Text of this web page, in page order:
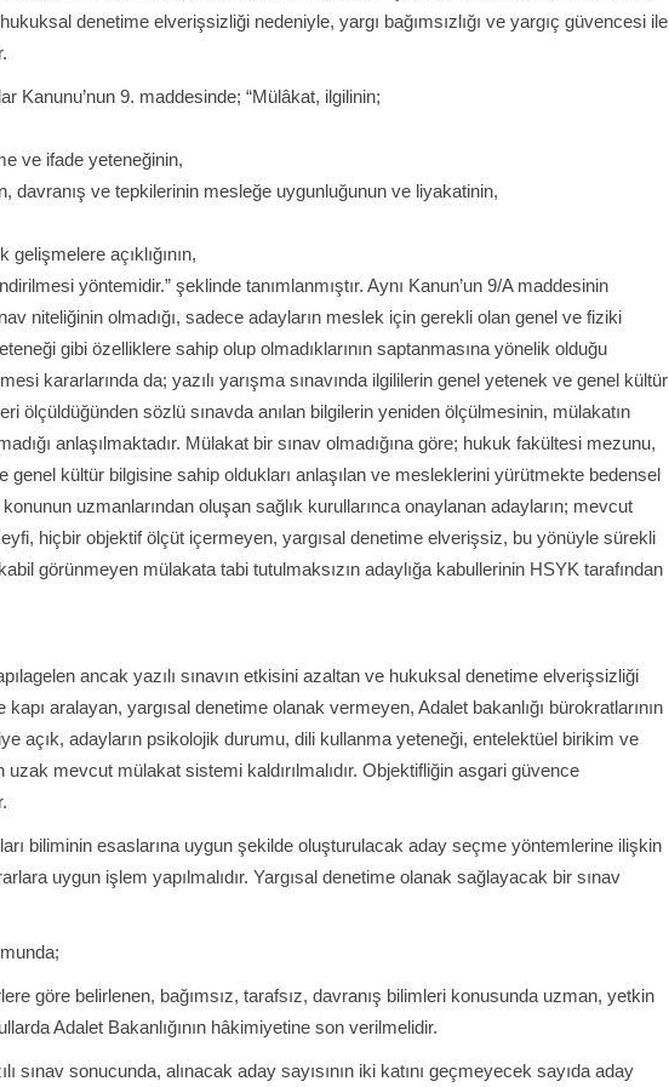
denetime elverişsizliği nedeniyle, yargı bağımsızlığı ve yargıç güvencesi ile
Kanunu’nun 9. maddesinde; “Mülâkat, ilgilinin;
ve ifade yeteneğinin,
davranış ve tepkilerinin mesleğe uygunluğunun ve liyakatinin,
açıklığının,
yöntemidir.” şeklinde tanımlanmıştır. Aynı Kanun’un 9/A maddesinin
niteliğinin olmadığı, sadece adayların meslek için gerekli olan genel ve fiziki
gibi özelliklere sahip olup olmadıklarının saptanmasına yönelik olduğu
kararlarında da; yazılı yarışma sınavında ilgililerin genel yetenek ve genel kültür
ölçüldüğünden sözlü sınavda anılan bilgilerin yeniden ölçülmesinin, mülakatın
anlaşılmaktadır. Mülakat bir sınav olmadığına göre; hukuk fakültesi mezunu,
genel kültür bilgisine sahip oldukları anlaşılan ve mesleklerini yürütmekte bedensel
uzmanlarından oluşan sağlık kurullarınca onaylanan adayların; mevcut
hiçbir objektif ölçüt içermeyen, yargısal denetime elverişsiz, bu yönüyle sürekli
görünmeyen mülakata tabi tutulmaksızın adaylığa kabullerinin HSYK tarafından
ancak yazılı sınavın etkisini azaltan ve hukuksal denetime elverişsizliği
aralayan, yargısal denetime olanak vermeyen, Adalet bakanlığı bürokratlarının
açık, adayların psikolojik durumu, dili kullanma yeteneği, entelektüel birikim ve
mevcut mülakat sistemi kaldırılmalıdır. Objektifliğin asgari güvence
biliminin esaslarına uygun şekilde oluşturulacak aday seçme yöntemlerine ilişkin
uygun işlem yapılmalıdır. Yargısal denetime olanak sağlayacak bir sınav
göre belirlenen, bağımsız, tarafsız, davranış bilimleri konusunda uzman, yetkin
Adalet Bakanlığının hâkimiyetine son verilmelidir.
sınav sonucunda, alınacak aday sayısının iki katını geçmeyecek sayıda aday